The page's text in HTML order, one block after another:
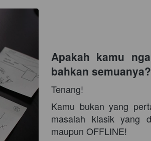
Apakah kamu
bahkan semuanya?
Tenang!
Kamu bukan yang
masalah klasik yang
maupun OFFLINE!